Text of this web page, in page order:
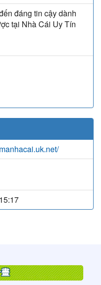
đáng tin cậy dành
tại Nhà Cái Uy Tín